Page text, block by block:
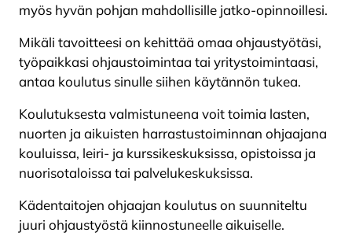
myös hyvän pohjan mahdollisille jatko-opinnoillesi.
Mikäli tavoitteesi on kehittää omaa ohjaustyötäsi,
työpaikkasi ohjaustoimintaa tai yritystoimintaasi,
antaa koulutus sinulle siihen käytännön tukea.
Koulutuksesta valmistuneena voit toimia lasten,
nuorten ja aikuisten harrastustoiminnan ohjaajana
kouluissa, leiri- ja kurssikeskuksissa, opistoissa ja
nuorisotaloissa tai palvelukeskuksissa.
Kädentaitojen ohjaajan koulutus on suunniteltu
juuri ohjaustyöstä kiinnostuneelle aikuiselle.